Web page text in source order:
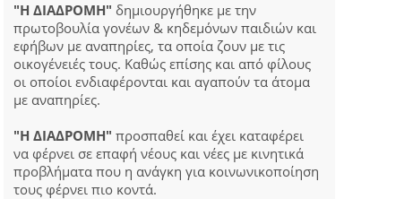
"Η ΔΙΑΔΡΟΜΗ" δημιουργήθηκε με την
πρωτοβουλία γονέων & κηδεμόνων παιδιών και
εφήβων με αναπηρίες, τα οποία ζουν με τις
οικογένειές τους. Καθώς επίσης και από φίλους
οι οποίοι ενδιαφέρονται και αγαπούν τα άτομα
με αναπηρίες.
"Η ΔΙΑΔΡΟΜΗ" προσπαθεί και έχει καταφέρει
να φέρνει σε επαφή νέους και νέες με κινητικά
προβλήματα που η ανάγκη για κοινωνικοποίηση
τους φέρνει πιο κοντά.